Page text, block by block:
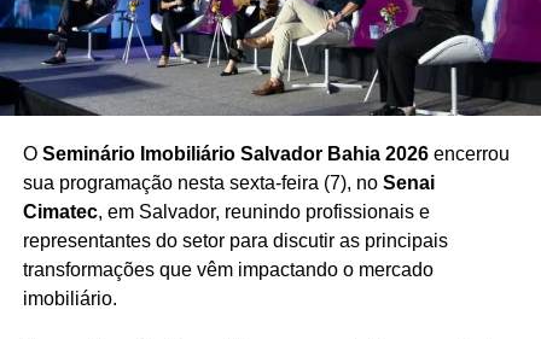
www.danielgarcialeiloes.com.br
Mais segurança para o cidadão
De acordo com o Detran-BA, o processo foi reformulado
com base nasnovas normas de licitações públicas
que garante mais segurança para os participantes. Um
dos mecanismos de proteção é apublicação antecipada
dos dados bancários dos leiloeirosnos editais oficiais,
dificultando tentativas de fraude.
O Seminário Imobiliário Salvador Bahia 2026encerrou
sua programação nesta sexta-feira (7), no Senai
Cimatec, em Salvador, reunindo profissionais e
representantes do setor para discutir as principais
transformações que vêm impactando o mercado
imobiliário.